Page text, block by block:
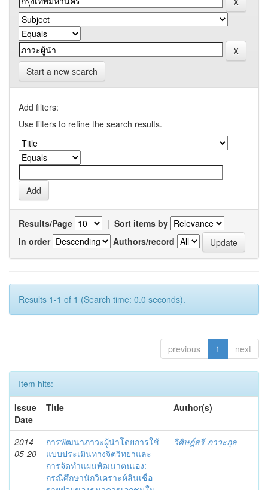
Start a new search
Add filters:
Use filters to refine the search results.
Results/Page | Sort items by
In order
Authors/record
Results 1-1 of 1 (Search time: 0.0 seconds).
previous 1 next
Item hits:
Issue
Date
Title Author(s)
2014-
05-20
การพัฒนาภาวะผู้นำโดยการใช้
แบบประเมินทางจิตวิทยาและ
การจัดทำแผนพัฒนาตนเอง:
กรณีศึกษานักวิเคราะห์สินเชื่อ
วิศิษฎ์สรี ภาวะกุล